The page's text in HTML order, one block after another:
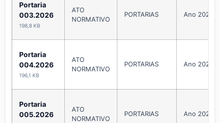
Portaria
003.2026
198,8 KB
ATO
NORMATIVO
PORTARIAS Ano 2026
Portaria
004.2026
196,1 KB
ATO
NORMATIVO
PORTARIAS Ano 2026
Portaria
005.2026
ATO
NORMATIVO
PORTARIAS Ano 2026